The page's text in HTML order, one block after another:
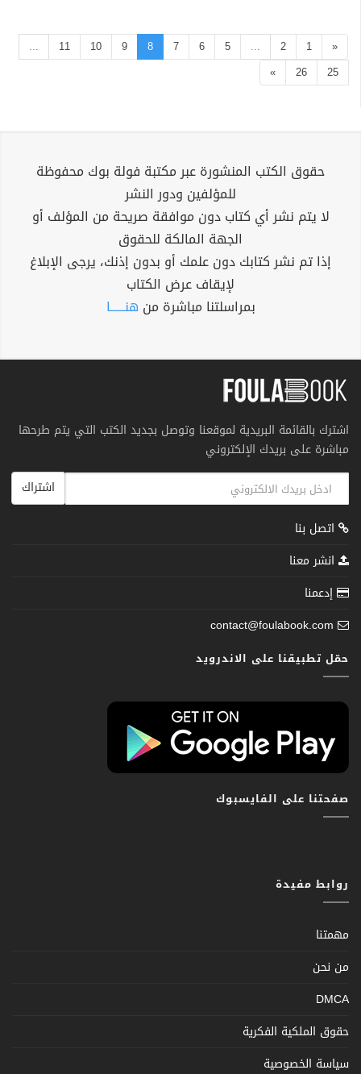
«
1
2
...
5
6
7
8
9
10
11
...
25
26
»
حقوق الكتب المنشورة عبر مكتبة فولة بوك محفوظة
للمؤلفين ودور النشر
لا يتم نشر أي كتاب دون موافقة صريحة من المؤلف أو
الجهة المالكة للحقوق
إذا تم نشر كتابك دون علمك أو بدون إذنك، يرجى الإبلاغ
لإيقاف عرض الكتاب
بمراسلتنا مباشرة من هنــــــا
اشترك بالقائمة البريدية لموقعنا وتوصل بجديد الكتب التي يتم طرحها
مباشرة على بريدك الإلكتروني
اشتراك
اتصل بنا
انشر معنا
إدعمنا
contact@foulabook.com
حمّل تطبيقنا على الاندرويد
صفحتنا على الفايسبوك
روابط مفيدة
مهمتنا
من نحن
DMCA
حقوق الملكية الفكرية
سياسة الخصوصية